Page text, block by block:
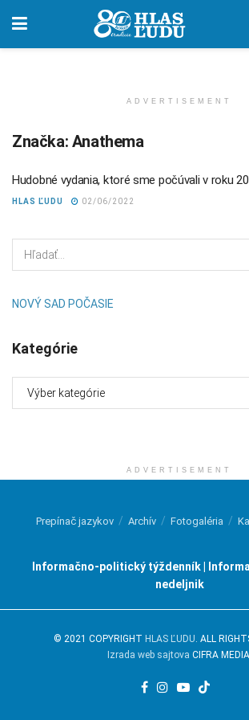
ADVERTISEMENT
Značka: Anathema
Hudobné vydania, ktoré sme počúvali v roku
HLAS ĽUDU 02/06/2022
NOVÝ SAD POČASIE
Kategórie
ADVERTISEMENT
Prepínač jazykov Archív Fotogaléria
Informačno-politický týždenník |
nedeljnik
© 2021 COPYRIGHT HLAS ĽUDU. ALL
Izrada web sajtova CIFRA